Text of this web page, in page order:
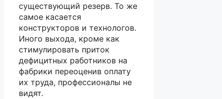
существующий резерв. То же
самое касается
конструкторов и технологов.
Иного выхода, кроме как
стимулировать приток
дефицитных работников на
фабрики переоценив оплату
их труда, профессионалы не
видят.